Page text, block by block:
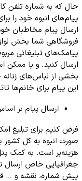
حال که به شماره تلفن
پیام‌های انبوه خود را
ارسال پیام مخاطبان
فروشگاهی شما بخش
پیامک‌های تبلیغاتی
ارسال کنید. و یا
بخشی از لباس‌های زنانه
این پیام برای خانم‌ها
ارسال پیام بر
فرض کنیم برای تبلیغ
صورت انبوه به کل کشور
هزینه‌بر است. به کمک
جغرافیایی خاص ارسال
پیش شماره، نقشه و …